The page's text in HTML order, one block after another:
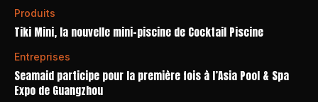
Produits
Tiki Mini, la nouvelle mini-piscine de Cocktail Piscine
Entreprises
Seamaid participe pour la première fois à l’Asia Pool & Spa
Expo de Guangzhou